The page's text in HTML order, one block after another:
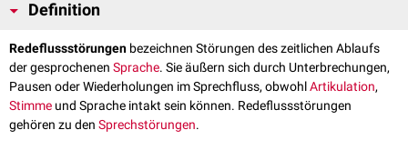
Definition
Redeflussstörungen bezeichnen Störungen des zeitlichen Ablaufs
der gesprochenen Sprache. Sie äußern sich durch Unterbrechungen,
Pausen oder Wiederholungen im Sprechfluss, obwohlArtikulation,
Stimme und Sprache intakt sein können. Redeflussstörungen
gehören zu den Sprechstörungen.